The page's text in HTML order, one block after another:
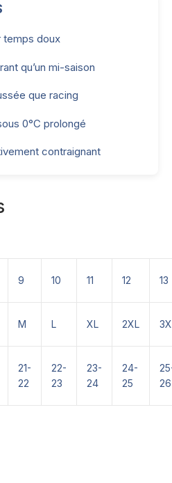
temps doux
qu’un mi-saison
que racing
0°C prolongé
contraignant
9 10 11 12 13
M L XL 2XL
21-
22
22-
23
23-
24
24-
25
26